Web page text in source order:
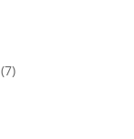
(7)